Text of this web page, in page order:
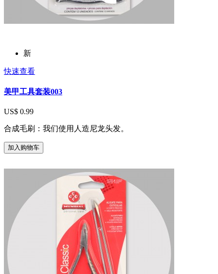
新
快速查看
美甲工具套装003
US$ 0.99
合成毛刷：我们使用人造尼龙头发。
加入购物车